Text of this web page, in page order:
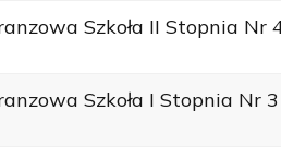
Szkoła II Stopnia Nr
Szkoła I Stopnia Nr 3